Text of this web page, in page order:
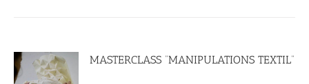
MASTERCLASS “MANIPULATIONS TEXTIL”